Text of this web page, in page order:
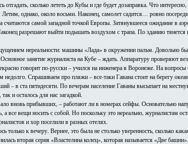
отгадать, сколько лететь до Кубы и где будет дозаправка. Что
Летим, однако, около восьми. Наконец, самолет садится… ровно
считаются самой западной точкой Европы. Затянувшееся ожидание в
разрешают выйти подышать воздухом с трапа. По зданию
нереальности: машины «Лада» в окружении пальм. Довольно
занятие журналиста на Кубе – ждать. Аппаратуру проверяют
говорит по-русски – учился на инженера в Воронеже. На
недолго. Спрашиваем про пляжи – все-таки Гавана стоит на берегу
– в ста пятидесяти. По вечерам население Гаваны высыпает на
и осталось для нас загадкой.
вновь прибывших, – работают ли в номерах сейфы. Основательно
все вещи носить с собой. Но поскольку это нереально, журналистам
и хор поселили в разных отелях.
только к вечеру. Вернее, это была не столько уверенность, сколько
вторая серия «Властелина колец», которая называется «Две